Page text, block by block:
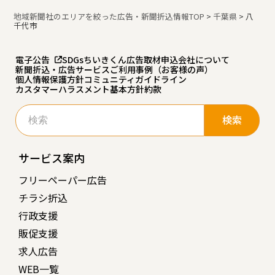
地域新聞社のエリアを絞った広告・新聞折込情報TOP > 千葉県 > 八
千代市
電子公告 SDGsちいきくん広告取材申込会社について
新聞折込・広告サービスご利用事例（お客様の声）
個人情報保護方針コミュニティガイドライン
カスタマーハラスメント基本方針約款
検
索:
サービス案内
フリーペーパー広告
チラシ折込
行政支援
販促支援
求人広告
WEB一覧